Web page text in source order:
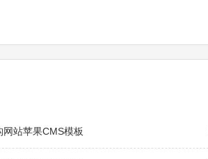
站苹果CMS模板